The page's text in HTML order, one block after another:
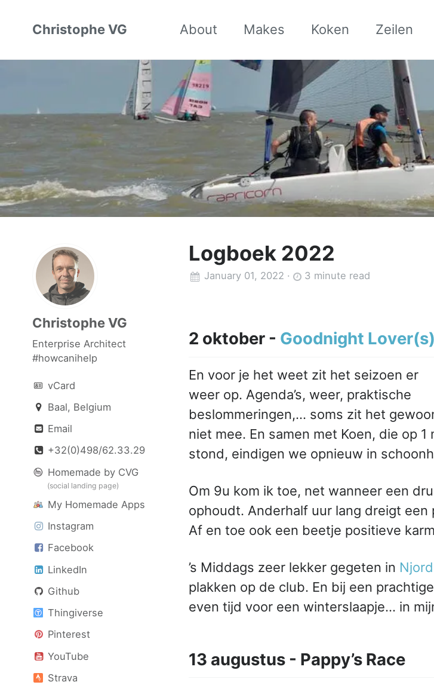
Christophe VG About Makes Koken Zeilen
Christophe VG
Enterprise Architect
#howcanihelp
vCard
Baal, Belgium
Email
+32(0)498/62.33.29
Homemade by CVG
(social landing page)
My Homemade Apps
Instagram
Facebook
LinkedIn
Github
Thingiverse
Pinterest
YouTube
Strava
Logboek 2022
January 01, 2022 · 3 minute read
2 oktober - Goodnight Lover(s)
En voor je het weet zit het seizoen er
weer op. Agenda’s, weer, praktische
beslommeringen,… soms zit het
niet mee. En samen met Koen, die op
stond, eindigen we opnieuw in
Om 9u kom ik toe, net wanneer een
ophoudt. Anderhalf uur lang dreigt
Af en toe ook een beetje positieve
’s Middags zeer lekker gegeten in Njord
plakken op de club. En bij een
even tijd voor een winterslaapje… in
13 augustus - Pappy’s Race